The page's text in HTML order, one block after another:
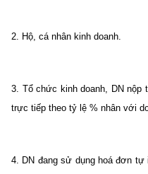
2. Hộ, cá nhân kinh doanh.
3. Tổ chức kinh doanh, DN nộp
trực tiếp theo tỷ lệ % nhân với
4. DN đang sử dụng hoá đơn tự